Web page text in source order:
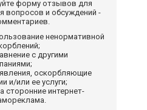
форму отзывов для
вопросов и обсуждений -
ненормативной
с другими
оскорбляющие
и/или ее услуги;
сторонние интернет-